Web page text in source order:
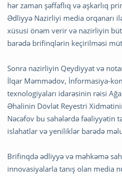
hər zaman şəffaflıq və aşkarlıq
Ədliyyə Nazirliyi media orqanarı
xüsusi önəm verir və nazirliyin
barədə brifinqlərin keçirilməsi
Sonra nazirliyin Qeydiyyat və
İlqar Məmmədov, İnformasiya-
texnologiyaları idarəsinin rəisi
Əhalinin Dövlət Reyestri
Nəcəfov bu sahələrdə fəaliyyətin
islahatlar və yeniliklər barədə
Brifinqdə ədliyyə və məhkəmə
innovasiyalarla tanış olan media